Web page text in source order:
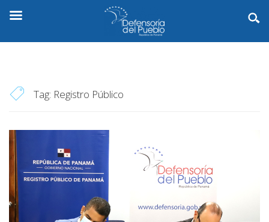
Tag: Registro Público